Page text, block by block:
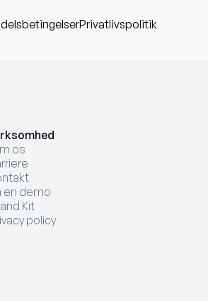
Privatlivspolitik
os
en demo
Kit
policy